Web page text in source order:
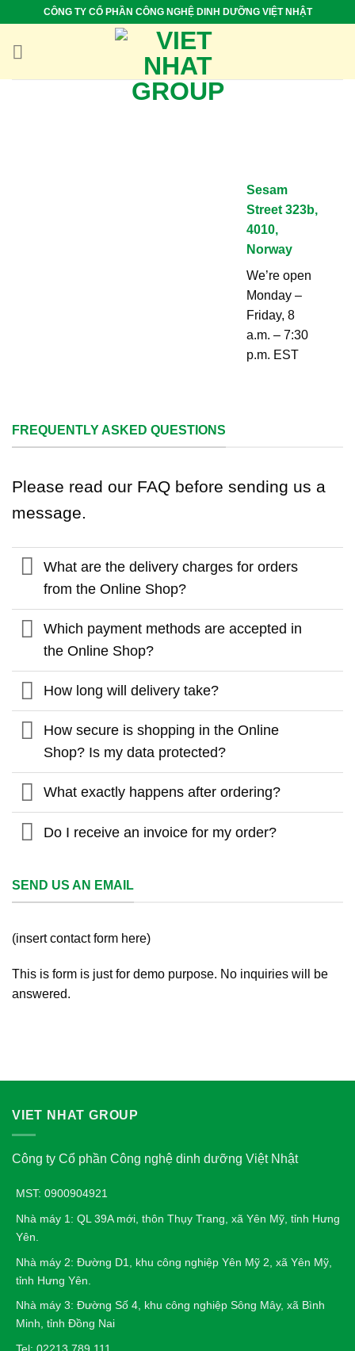
content
CÔNG TY CỔ PHẦN CÔNG NGHỆ DINH DƯỠNG VIỆT NHẬT
Sesam
Street 323b,
4010,
Norway
We’re open
Monday –
Friday, 8
a.m. – 7:30
p.m. EST
FREQUENTLY ASKED QUESTIONS
Please read our FAQ before sending us a
message.
What are the delivery charges for orders
from the Online Shop?
Which payment methods are accepted in
the Online Shop?
How long will delivery take?
How secure is shopping in the Online
Shop? Is my data protected?
What exactly happens after ordering?
Do I receive an invoice for my order?
SEND US AN EMAIL
(insert contact form here)
This is form is just for demo purpose. No inquiries will be
answered.
VIET NHAT GROUP
Công ty Cổ phần Công nghệ dinh dưỡng Việt Nhật
MST: 0900904921
Nhà máy 1: QL 39A mới, thôn Thụy Trang, xã Yên Mỹ, tỉnh Hưng
Yên.
Nhà máy 2: Đường D1, khu công nghiệp Yên Mỹ 2, xã Yên Mỹ,
tỉnh Hưng Yên.
Nhà máy 3: Đường Số 4, khu công nghiệp Sông Mây, xã Bình
Minh, tỉnh Đồng Nai